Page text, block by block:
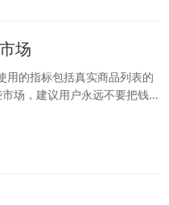
场
用的指标包括真实商品列表的
场，建议用户永远不要把钱放